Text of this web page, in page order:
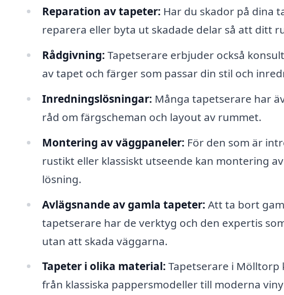
Reparation av tapeter: Har du skador på dina
reparera eller byta ut skadade delar så att ditt
Rådgivning: Tapetserare erbjuder också
av tapet och färger som passar din stil och
Inredningslösningar: Många tapetserare har
råd om färgscheman och layout av rummet.
Montering av väggpaneler: För den som är
rustikt eller klassiskt utseende kan montering
lösning.
Avlägsnande av gamla tapeter: Att ta bort
tapetserare har de verktyg och den expertis
utan att skada väggarna.
Tapeter i olika material: Tapetserare i
från klassiska pappersmodeller till moderna